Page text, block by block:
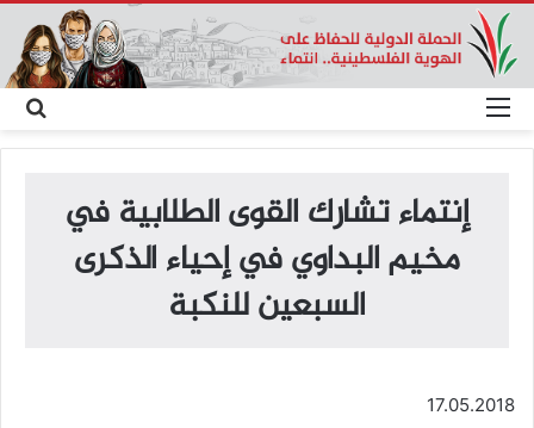
عن
القائمة
إنتماء تشارك القوى الطلابية في
مخيم البداوي في إحياء الذكرى
السبعين للنكبة
17.05.2018